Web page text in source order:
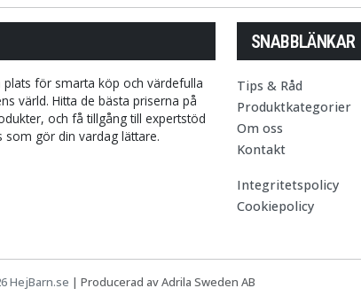
plats för smarta köp och värdefulla
värld. Hitta de bästa priserna på
och få tillgång till expertstöd
som gör din vardag lättare.
SNABBLÄNKAR
Tips & Råd
Produktkategorier
Om oss
Kontakt
Integritetspolicy
Cookiepolicy
HejBarn.se | Producerad av Adrila Sweden AB